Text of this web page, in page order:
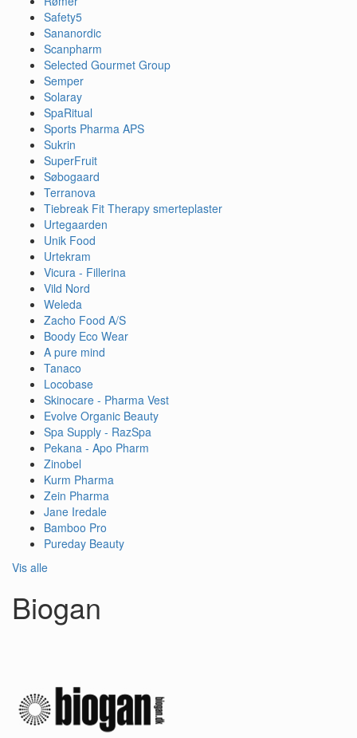
Safety5
Sananordic
Scanpharm
Selected Gourmet Group
Semper
Solaray
SpaRitual
Sports Pharma APS
Sukrin
SuperFruit
Søbogaard
Terranova
Tiebreak Fit Therapy smerteplaster
Urtegaarden
Unik Food
Urtekram
Vicura - Fillerina
Vild Nord
Weleda
Zacho Food A/S
Boody Eco Wear
A pure mind
Tanaco
Locobase
Skinocare - Pharma Vest
Evolve Organic Beauty
Spa Supply - RazSpa
Pekana - Apo Pharm
Zinobel
Kurm Pharma
Zein Pharma
Jane Iredale
Bamboo Pro
Pureday Beauty
Vis alle
Biogan